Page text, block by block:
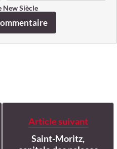
New Siècle
Article suivant
Saint-Moritz,